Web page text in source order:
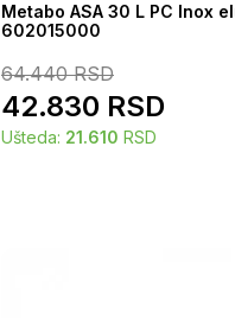
Metabo ASA 30 L PC Inox
602015000
64.440RSD
42.830 RSD
Ušteda: 21.610 RSD